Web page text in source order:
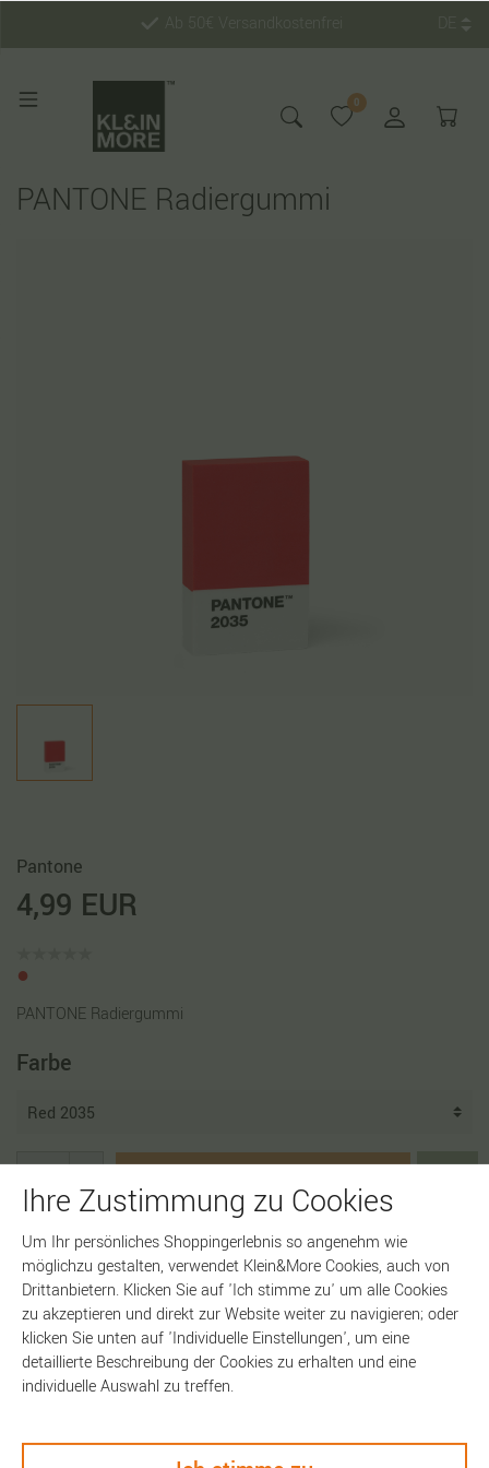
0
PANTONE Radiergummi
Pantone
4,99 EUR
PANTONE Radiergummi
Farbe
In den Warenkorb
Artikelnummer:17744
Ihre Zustimmung zu Cookies
Um Ihr persönliches Shoppingerlebnis so angenehm wie
möglichzu gestalten, verwendet Klein&More Cookies, auch von
Drittanbietern. Klicken Sie auf 'Ich stimme zu' um alle Cookies
zu akzeptieren und direkt zur Website weiter zu navigieren; oder
klicken Sie unten auf 'Individuelle Einstellungen', um eine
detaillierte Beschreibung der Cookies zu erhalten und eine
individuelle Auswahl zu treffen.